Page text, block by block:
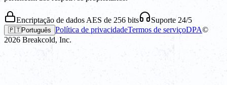
Encriptação de dados AES de 256 bits Suporte 24/5
🇵🇹Português Política de privacidadeTermos de serviçoDPA©
2026 Breakcold, Inc.